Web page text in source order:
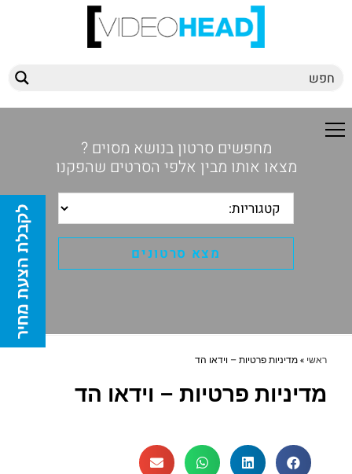
מחפשים סרטון בנושא מסוים ?
מצאו אותו מבין אלפי הסרטים שהפקנו
ראשי »מדיניות פרטיות – וידאו הד
מדיניות פרטיות – וידאו הד